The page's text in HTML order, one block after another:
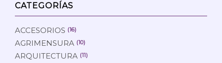
CATEGORÍAS
ACCESORIOS (16)
AGRIMENSURA (10)
ARQUITECTURA (11)